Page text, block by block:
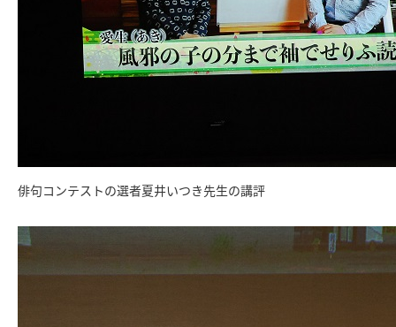
俳句コンテストの選者夏井いつき先生の講評